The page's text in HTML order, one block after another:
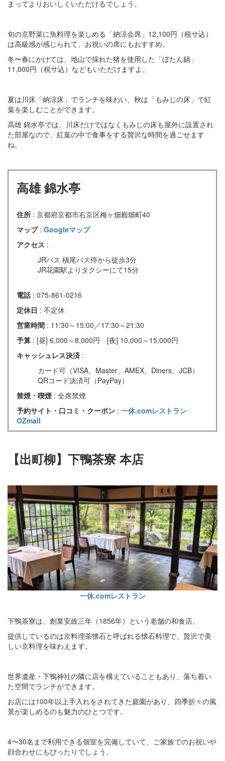
まってよりおいしくいただけるでしょう。
旬の京野菜に魚料理を楽しめる「納涼会席」12,100円（税サ込）
は高級感が感じられて、お祝いの席にもおすすめ。
冬〜春にかけては、地山で採れた猪を使用した「ぼたん鍋」
11,000円（税サ込）などもいただけますよ。
夏は川床「納涼床」でランチを味わい、秋は「もみじの床」で紅
葉を楽しむことができます。
高雄 錦水亭では、川床だけではなくもみじの床も屋外に設置され
た部屋なので、紅葉の中で食事をする贅沢な時間を過ごせます
ね。
高雄 錦水亭
住所 : 京都府京都市右京区梅ヶ畑殿畑町40
マップ : Googleマップ
アクセス :
JRバス 槇尾バス停から徒歩3分
JR花園駅よりタクシーにて15分
電話 : 075-861-0216
定休日 : 不定休
営業時間 : 11:30～15:00／17:30～21:30
予算 : [昼] 6,000～8,000円 [夜] 10,000～15,000円
キャッシュレス決済 :
カード可（VISA、Master、AMEX、Diners、JCB）
QRコード決済可（PayPay）
禁煙・喫煙 : 全席禁煙
予約サイト・口コミ・クーポン : 一休.comレストラン
OZmall
【出町柳】下鴨茶寮 本店
一休.comレストラン
下鴨茶寮は、創業安政三年（1856年）という老舗の和食店。
提供しているのは京料理茶懐石と呼ばれる懐石料理で、贅沢で美
しい京料理を味わえます。
世界遺産・下鴨神社の隣に店を構えていることもあり、落ち着い
た空間でランチができます。
お店には100年以上手入れをされてきた庭園があり、四季折々の風
景が楽しめるのも魅力のひとつです。
4〜30名まで利用できる個室を完備していて、ご家族でのお祝いや
顔合わせにもぴったりでしょう。